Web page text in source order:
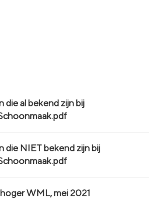
die al bekend zijn bij
die NIET bekend zijn bij
WML, mei 2021